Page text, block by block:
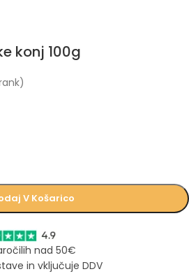
konj 100g
V Košarico
nad 50€
in vključuje DDV